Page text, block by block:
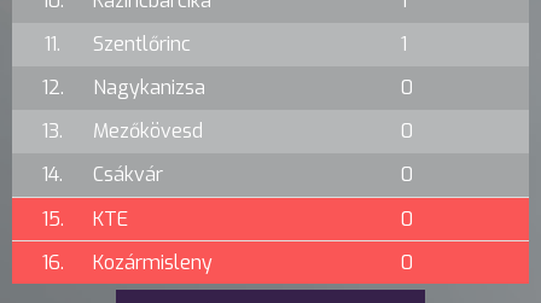
11.
Szentlőrinc
1
12.
Nagykanizsa
0
13.
Mezőkövesd
0
14.
Csákvár
0
15.
KTE
0
16.
Kozármisleny 0